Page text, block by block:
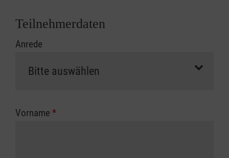
Abrechnungsunterlagen spätestens zu
erfolgt eine Abrechnung der vollen Kursgebühr
Die notwendigen Formulare für die
zuständigen Berufsgenossenschaft oder
Teilnehmerdaten
Anrede
Vorname *